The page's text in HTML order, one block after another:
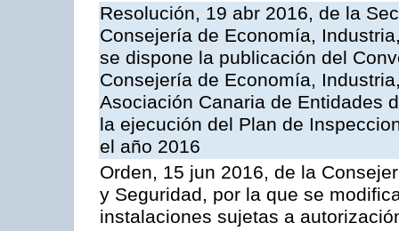
Resolución, 19 abr 2016, de la
Consejería de Economía,
se dispone la publicación del
Consejería de Economía,
Asociación Canaria de Entidades
la ejecución del Plan de
el año 2016
Orden, 15 jun 2016, de la
y Seguridad, por la que se
instalaciones sujetas a